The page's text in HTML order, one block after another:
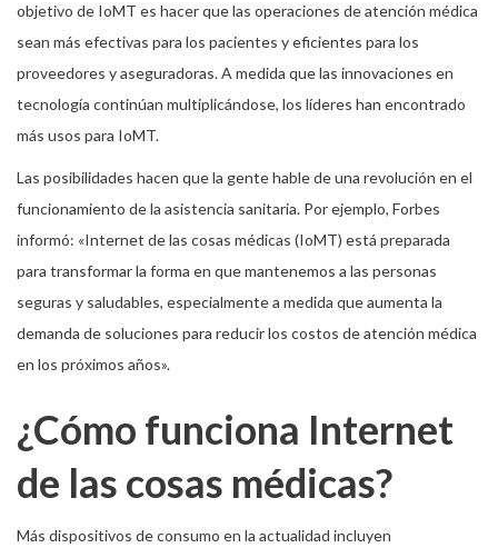
objetivo de IoMT es hacer que las operaciones de atención médica
sean más efectivas para los pacientes y eficientes para los
proveedores y aseguradoras. A medida que las innovaciones en
tecnología continúan multiplicándose, los líderes han encontrado
más usos para IoMT.
Las posibilidades hacen que la gente hable de una revolución en el
funcionamiento de la asistencia sanitaria. Por ejemplo, Forbes
informó: «Internet de las cosas médicas (IoMT) está preparada
para transformar la forma en que mantenemos a las personas
seguras y saludables, especialmente a medida que aumenta la
demanda de soluciones para reducir los costos de atención médica
en los próximos años».
¿Cómo funciona Internet
de las cosas médicas?
Más dispositivos de consumo en la actualidad incluyen